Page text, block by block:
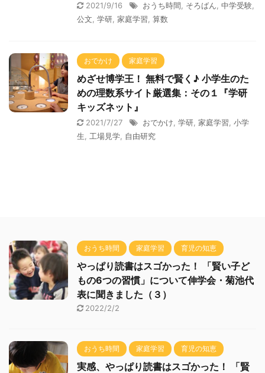
2021/9/16 おうち時間 そろばん 中学受験
公文 学研 家庭学習 算数
おでかけ 家庭学習
めざせ博学王！ 無料で賢く♪ 小学生のた
めの理数系サイト厳選集：その１『学研
キッズネット』
2021/7/27 おでかけ 学研 家庭学習 小学
生
工場見学 自由研究
おうち時間 家庭学習 育児の知恵
やっぱり読書はスゴかった！ 「賢い子ど
もの6つの習慣」について伸学会・菊池代
表に聞きました（３）
2022/2/2
おうち時間 家庭学習 育児の知恵
実感、やっぱり読書はスゴかった！ 「賢